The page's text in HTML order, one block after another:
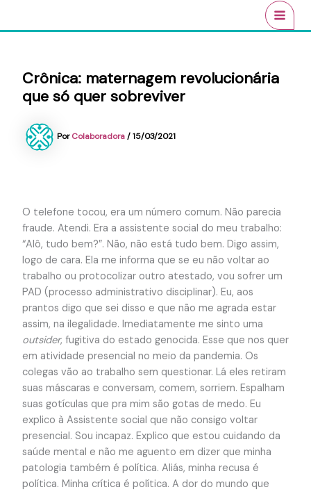
Crônica: maternagem revolucionária
que só quer sobreviver
PorColaboradora/15/03/2021
O telefone tocou, era um número comum. Não parecia
fraude. Atendi. Era a assistente social do meu trabalho:
“Alô, tudo bem?”. Não, não está tudo bem. Digo assim,
logo de cara. Ela me informa que se eu não voltar ao
trabalho ou protocolizar outro atestado, vou sofrer um
PAD (processo administrativo disciplinar). Eu, aos
prantos digo que sei disso e que não me agrada estar
assim, na ilegalidade. Imediatamente me sinto uma
outsider, fugitiva do estado genocida. Esse que nos quer
em atividade presencial no meio da pandemia. Os
colegas vão ao trabalho sem questionar. Lá eles retiram
suas máscaras e conversam, comem, sorriem. Espalham
suas gotículas que pra mim são gotas de medo. Eu
explico à Assistente social que não consigo voltar
presencial. Sou incapaz. Explico que estou cuidando da
saúde mental e não me aguento em dizer que minha
patologia também é política. Aliás, minha recusa é
política. Minha crítica é política. A dor do mundo que